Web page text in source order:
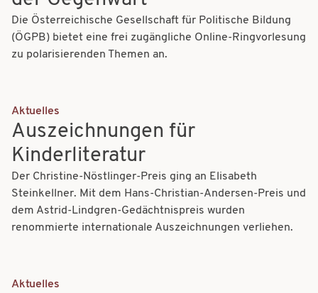
Die Österreichische Gesellschaft für Politische Bildung
(ÖGPB) bietet eine frei zugängliche Online-Ringvorlesung
zu polarisierenden Themen an.
Aktuelles
Auszeichnungen für
Kinderliteratur
Der Christine-Nöstlinger-Preis ging an Elisabeth
Steinkellner. Mit dem Hans-Christian-Andersen-Preis und
dem Astrid-Lindgren-Gedächtnispreis wurden
renommierte internationale Auszeichnungen verliehen.
Aktuelles